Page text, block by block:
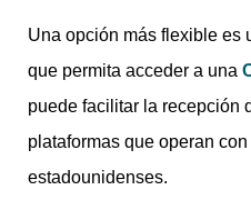
Una opción más flexible es
que permita acceder a una
puede facilitar la recepción
plataformas que operan
estadounidenses.